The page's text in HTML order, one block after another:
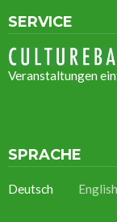
SERVICE
Veranstaltungen
SPRACHE
Deutsch English